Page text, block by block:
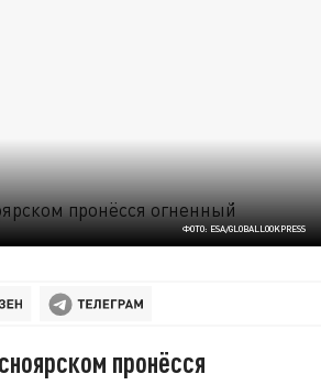
ФОТО: ESA/GLOBALLOOKPRESS
пронёсся